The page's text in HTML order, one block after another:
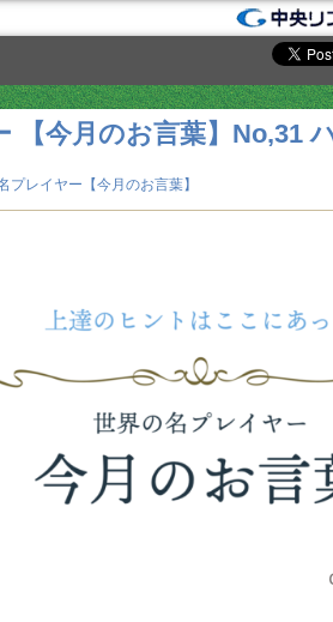
【今月のお言葉】No,31
プレイヤー【今月のお言葉】